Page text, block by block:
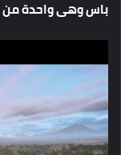
باسوهىواحدةمن